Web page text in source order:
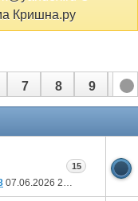
Кришна.ру
7 8 9 10
07.06.2026 20:36
15